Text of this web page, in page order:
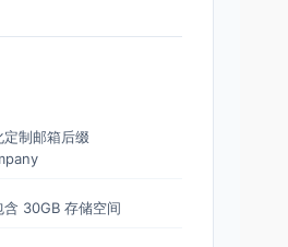
制邮箱后缀
含 30GB 存储空间